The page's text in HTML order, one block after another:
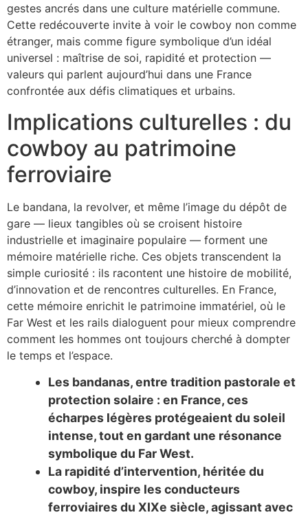
gestes ancrés dans une culture matérielle commune.
Cette redécouverte invite à voir le cowboy non comme
étranger, mais comme figure symbolique d’un idéal
universel : maîtrise de soi, rapidité et protection —
valeurs qui parlent aujourd’hui dans une France
confrontée aux défis climatiques et urbains.
Implications culturelles : du
cowboy au patrimoine
ferroviaire
Le bandana, la revolver, et même l’image du dépôt de
gare — lieux tangibles où se croisent histoire
industrielle et imaginaire populaire — forment une
mémoire matérielle riche. Ces objets transcendent la
simple curiosité : ils racontent une histoire de mobilité,
d’innovation et de rencontres culturelles. En France,
cette mémoire enrichit le patrimoine immatériel, où le
Far West et les rails dialoguent pour mieux comprendre
comment les hommes ont toujours cherché à dompter
le temps et l’espace.
Les bandanas, entre tradition pastorale et
protection solaire : en France, ces
écharpes légères protégeaient du soleil
intense, tout en gardant une résonance
symbolique du Far West.
La rapidité d’intervention, héritée du
cowboy, inspire les conducteurs
ferroviaires du XIXe siècle, agissant avec